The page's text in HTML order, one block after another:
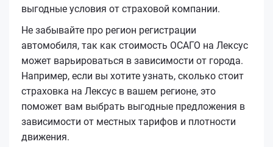
выгодные условия от страховой компании.
Не забывайте про регион регистрации
автомобиля, так как стоимость ОСАГО на Лексус
может варьироваться в зависимости от города.
Например, если вы хотите узнать, сколько стоит
страховка на Лексус в вашем регионе, это
поможет вам выбрать выгодные предложения в
зависимости от местных тарифов и плотности
движения.